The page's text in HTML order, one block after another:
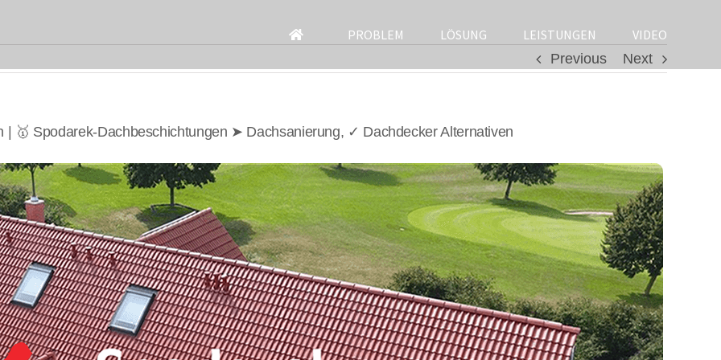
for:
PROBLEM LÖSUNG LEISTUNGEN
VIDEO
Previous
Next
| 🥇 Spodarek-Dachbeschichtungen ➤ Dachsanierung, ✓ Dachdecker Alternativen